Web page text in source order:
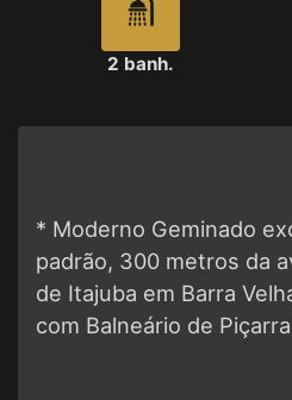
2 banh.
* Moderno Geminado
padrão, 300 metros da
de Itajuba em Barra
com Balneário de